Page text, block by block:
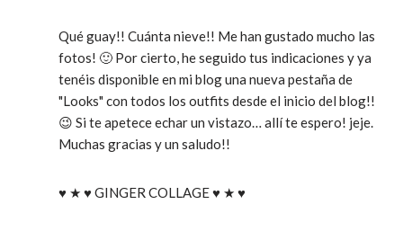
Qué guay!! Cuánta nieve!! Me han gustado mucho las
fotos! 🙂 Por cierto, he seguido tus indicaciones y ya
tenéis disponible en mi blog una nueva pestaña de
"Looks" con todos los outfits desde el inicio del blog!!
😉 Si te apetece echar un vistazo… allí te espero! jeje.
Muchas gracias y un saludo!!
♥ ★ ♥ GINGER COLLAGE ♥ ★ ♥